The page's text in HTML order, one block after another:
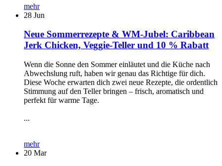
mehr
28 Jun
Neue Sommerrezepte & WM-Jubel: Caribbean
Jerk Chicken, Veggie-Teller und 10 % Rabatt
Wenn die Sonne den Sommer einläutet und die Küche nach
Abwechslung ruft, haben wir genau das Richtige für dich.
Diese Woche erwarten dich zwei neue Rezepte, die ordentlich
Stimmung auf den Teller bringen – frisch, aromatisch und
perfekt für warme Tage.
...
mehr
20 Mar